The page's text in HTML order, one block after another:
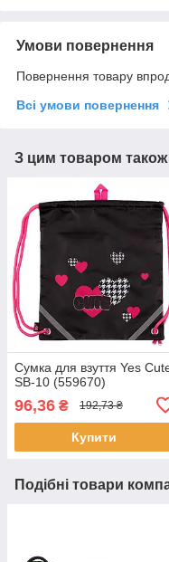
Умови повернення
Повернення товару
Всі умови повернення
З цим товаром
Сумка для взуття Yes
SB-10 (559670)
96,36 ₴ 192,73 ₴
Купити
Подібні товари